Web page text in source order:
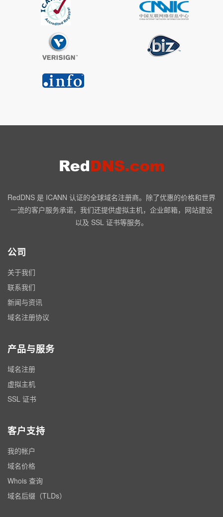
RedDNS 是 ICANN 认证的全球域名注册商。除了优惠的价格和世界
一流的客户服务承诺，我们还提供虚拟主机，企业邮箱，网站建设
以及 SSL 证书等服务。
公司
关于我们
联系我们
新闻与资讯
域名注册协议
产品与服务
域名注册
虚拟主机
SSL 证书
客户支持
我的帐户
域名价格
Whois 查询
域名后缀（TLDs）